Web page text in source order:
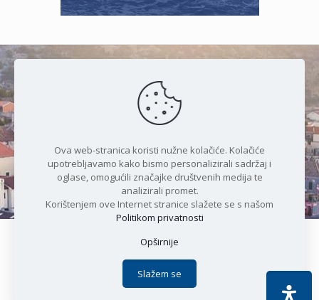
Čudesan spoj kristalnog mora i
prirode
Copyright © 2021 Općina Karlobag | Sva prava pridržana |
Politika privatnosti
Apoc IT
Ova web-stranica koristi nužne kolačiće. Kolačiće
upotrebljavamo kako bismo personalizirali sadržaj i
oglase, omogućili značajke društvenih medija te
analizirali promet.
Korištenjem ove Internet stranice slažete se s našom
Politikom privatnosti
Opširnije
Slažem se